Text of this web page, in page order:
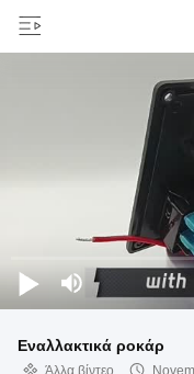
Εναλλακτικά ροκάρ
Άλλα βίντεο